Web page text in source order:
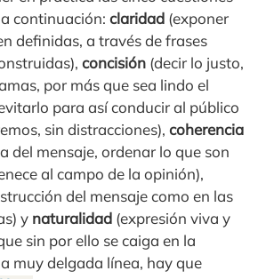
continuación: claridad (exponer
definidas, a través de frases
concisión (decir lo justo,
por más que sea lindo el
para así conducir al público
sin distracciones), coherencia
del mensaje, ordenar lo que son
al campo de la opinión),
del mensaje como en las
y naturalidad (expresión viva y
sin por ello se caiga en la
muy delgada línea, hay que